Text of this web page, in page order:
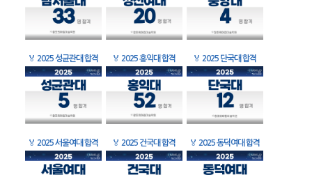
🏅 2025 성균관대 합격 🏅 2025 홍익대 합격 🏅 2025 단국대 합격
🏅 2025 서울여대 합격 🏅 2025 건국대 합격 🏅 2025 동덕여대 합격